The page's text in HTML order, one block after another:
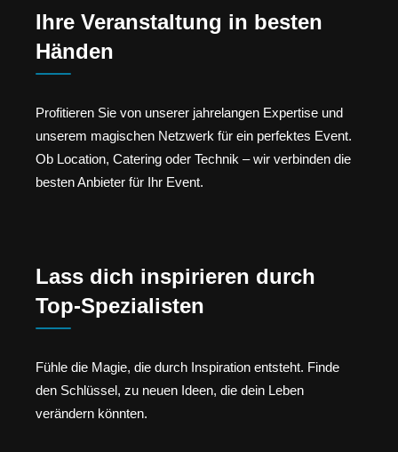
Ihre Veranstaltung in besten
Händen
Profitieren Sie von unserer jahrelangen Expertise und
unserem magischen Netzwerk für ein perfektes Event.
Ob Location, Catering oder Technik – wir verbinden die
besten Anbieter für Ihr Event.
Lass dich inspirieren durch
Top-Spezialisten
Fühle die Magie, die durch Inspiration entsteht. Finde
den Schlüssel, zu neuen Ideen, die dein Leben
verändern könnten.